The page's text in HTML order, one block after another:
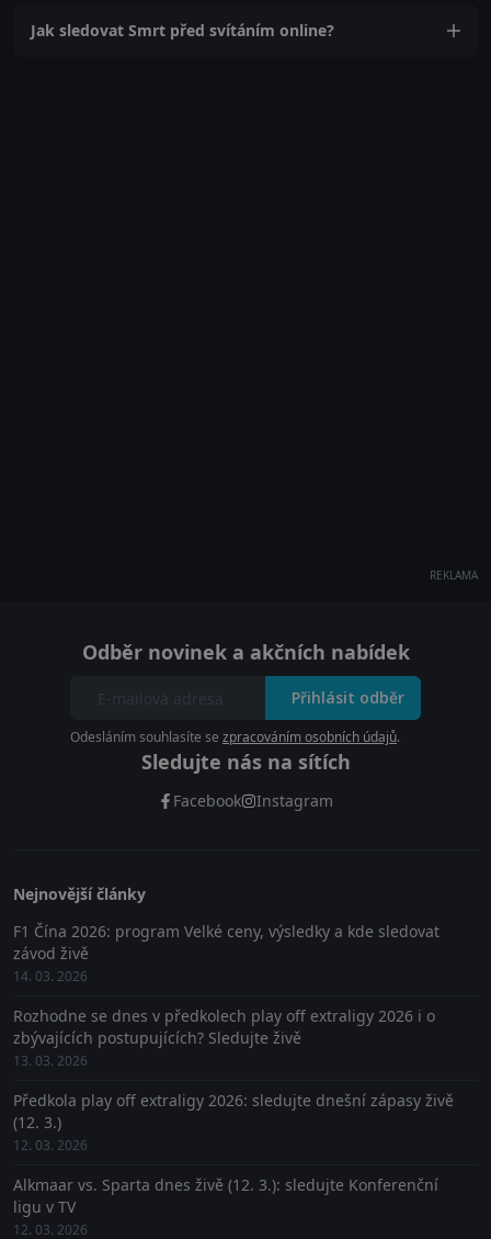
Jak sledovat Smrt před svítáním online?
REKLAMA
Odběr novinek a akčních nabídek
Přihlásit odběr
Odesláním souhlasíte se zpracováním osobních údajů.
Sledujte nás na sítích
Facebook Instagram
Nejnovější články
F1 Čína 2026: program Velké ceny, výsledky a kde sledovat
závod živě
14. 03. 2026
Rozhodne se dnes v předkolech play off extraligy 2026 i o
zbývajících postupujících? Sledujte živě
13. 03. 2026
Předkola play off extraligy 2026: sledujte dnešní zápasy živě
(12. 3.)
12. 03. 2026
Alkmaar vs. Sparta dnes živě (12. 3.): sledujte Konferenční
ligu v TV
12. 03. 2026